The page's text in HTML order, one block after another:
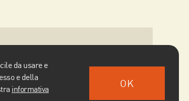
nel nostro nuovo
da usare e
e della
informativa
OK